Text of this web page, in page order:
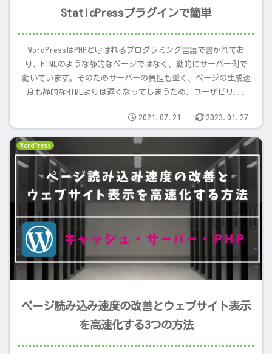
StaticPressプラグインで簡単
WordPressはPHPと呼ばれるプログラミング言語で書かれてお
り、HTMLのような静的なページではなく、動的にサーバー側で
動いています。そのためサーバーの負担も重く、ページの生成速
度も静的なHTMLよりは遅くなってしまうため、ユーザビリ...
2021.07.21 2023.01.27
WordPress
ページ読み込み速度の改善とウェブサイト表示
を高速化する3つの方法